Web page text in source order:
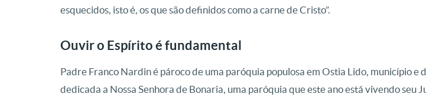
esquecidos, isto é, os que são definidos como a carne de Cristo”.
Ouvir o Espírito é fundamental
Padre Franco Nardin é pároco de uma paróquia populosa em Ostia Lido, município e
dedicada a Nossa Senhora de Bonaria, uma paróquia que este ano está vivendo seu